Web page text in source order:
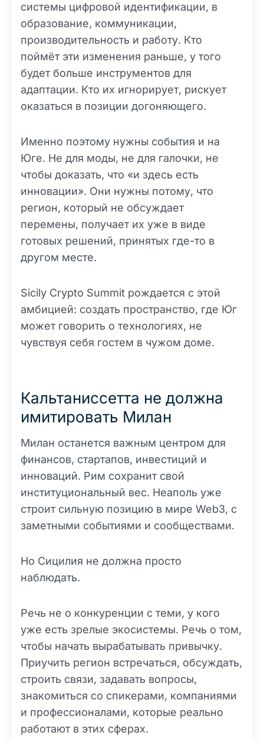
системы цифровой идентификации, в
образование, коммуникации,
производительность и работу. Кто
поймёт эти изменения раньше, у того
будет больше инструментов для
адаптации. Кто их игнорирует, рискует
оказаться в позиции догоняющего.
Именно поэтому нужны события и на
Юге. Не для моды, не для галочки, не
чтобы доказать, что «и здесь есть
инновации». Они нужны потому, что
регион, который не обсуждает
перемены, получает их уже в виде
готовых решений, принятых где-то в
другом месте.
Sicily Crypto Summit рождается с этой
амбицией: создать пространство, где Юг
может говорить о технологиях, не
чувствуя себя гостем в чужом доме.
Кальтаниссетта не должна
имитировать Милан
Милан останется важным центром для
финансов, стартапов, инвестиций и
инноваций. Рим сохранит свой
институциональный вес. Неаполь уже
строит сильную позицию в мире Web3, с
заметными событиями и сообществами.
Но Сицилия не должна просто
наблюдать.
Речь не о конкуренции с теми, у кого
уже есть зрелые экосистемы. Речь о том,
чтобы начать вырабатывать привычку.
Приучить регион встречаться, обсуждать,
строить связи, задавать вопросы,
знакомиться со спикерами, компаниями
и профессионалами, которые реально
работают в этих сферах.